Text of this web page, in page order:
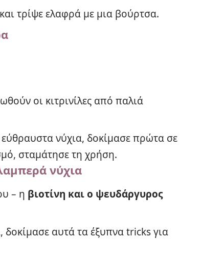
τρίψε ελαφρά με μια βούρτσα.
οι κιτρινίλες από παλιά
εύθραυστα νύχια, δοκίμασε πρώτα σε
σταμάτησε τη χρήση.
νύχια
– η βιοτίνη και ο ψευδάργυρος
δοκίμασε αυτά ταέξυπνα tricks για